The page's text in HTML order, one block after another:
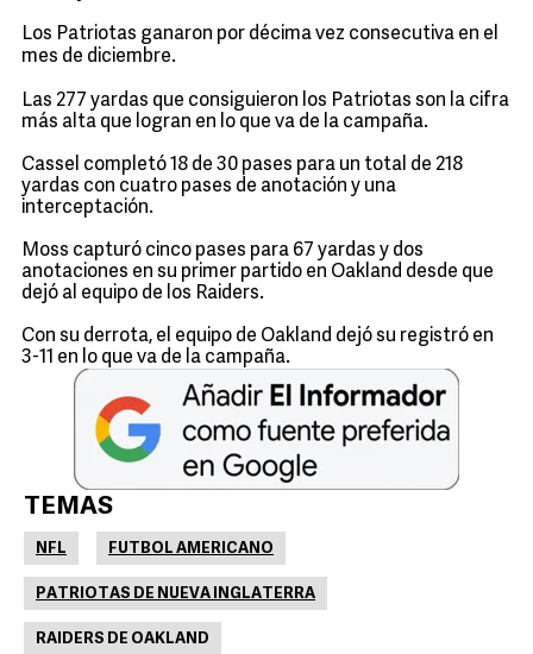
Los Patriotas ganaron por décima vez consecutiva en el
mes de diciembre.
Las 277 yardas que consiguieron los Patriotas son la cifra
más alta que logran en lo que va de la campaña.
Cassel completó 18 de 30 pases para un total de 218
yardas con cuatro pases de anotación y una
interceptación.
Moss capturó cinco pases para 67 yardas y dos
anotaciones en su primer partido en Oakland desde que
dejó al equipo de los Raiders.
Con su derrota, el equipo de Oakland dejó su registró en
3-11 en lo que va de la campaña.
TEMAS
NFL FUTBOL AMERICANO
PATRIOTAS DE NUEVA INGLATERRA
RAIDERS DE OAKLAND